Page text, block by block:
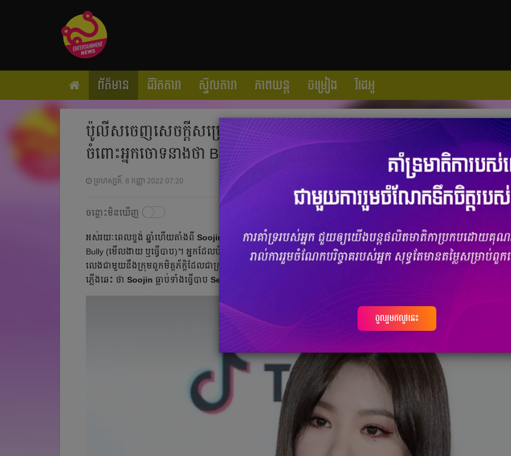
ព័ត៌មាន ជីវិតតារា ស្ទីលតារា ភាពយន្ត ចម្រៀង វីដេអូ
ប៉ូលីសចេញសេចក្ដីសម្រេចផ្លូវការ ទាក់ទងនឹងពាក្យបណ្ដឹងតបរបស់ Soojin
ចំពោះអ្នកចោទនាងថា Bully គេ
ព្រហស្បតិ៍, 8 កញ្ញា 2022 07:20
ចន្លោះមិនឃើញ
អស់រយៈពេល​ខ្ទង់ ឆ្នាំហើយតាំងពី Soojin ((G)I-DLE)បានចាកចេញពីក្រុម ដោយសារតែមាន​ព័ត៌មានផ្ទុះឡើងទាក់ទងនឹង​ករណី
Bully (មើលងាយ ឬធ្វើបាប)។ អ្នក​ដែល​បំផ្ទុះ​រឿង​នេះ​ ចាប់ផ្ដើម​ទាញ​ចំណាប់អារម្មណ៍អ្នក​គ្រប់គ្នា​ ដោយអះអាងថាSoojinតែងដើរ
លេងជាមួយនឹងក្រុមពួកមិត្តភ័ក្តិដែលជាក្រុមក្មេងមិនល្អ។ កាន់តែធ្វើឲ្យគ្រប់គ្នា​ភ្ញាក់ផ្អើល ពេល​អ្នកដែល​បាន​អុជរឿងនេះ​ឲ្យមាន​
ភ្លើងឆេះ ថា​ Soojin ធ្លាប់ទាំងធ្វើបាប Seo Shin Ae
ចូលរួមឥលូវនេះ